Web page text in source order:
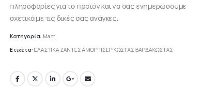
πληροφορίες για το προϊόν και να σας ενημερώσουμε
σχετικά με τις δικές σας ανάγκες.
Κατηγορία: Mam
Ετικέτα: ΕΛΑΣΤΙΚΑ ΖΑΝΤΕΣ ΑΜΟΡΤΙΣΕΡ ΚΩΣΤΑΣ ΒΑΡΔΑΚΩΣΤΑΣ